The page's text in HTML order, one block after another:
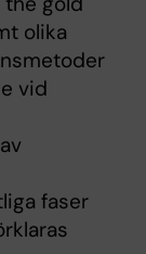
olika
vid
faser